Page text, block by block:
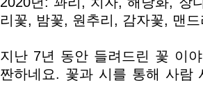
리꽃, 밤꽃, 원추리, 감자꽃, 맨
지난 7년 동안 들려드린 꽃 이
짠하네요. 꽃과 시를 통해 사람